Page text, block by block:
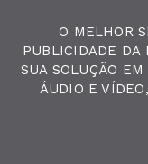
O MELHOR
PUBLICIDADE DA
SUA SOLUÇÃO
ÁUDIO E